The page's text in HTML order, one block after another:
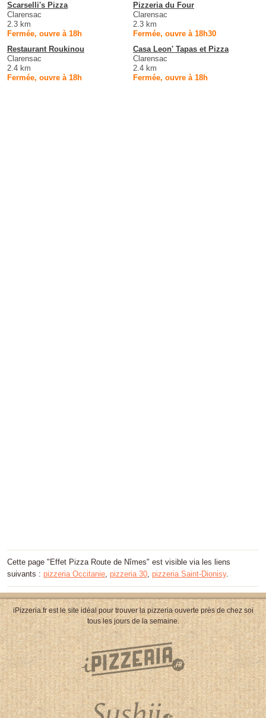
Scarselli's Pizza
Clarensac
2.3 km
Fermée, ouvre à 18h
Pizzeria du Four
Clarensac
2.3 km
Fermée, ouvre à 18h30
Restaurant Roukinou
Clarensac
2.4 km
Fermée, ouvre à 18h
Casa Leon' Tapas et Pizza
Clarensac
2.4 km
Fermée, ouvre à 18h
Cette page "Effet Pizza Route de Nîmes" est visible via les liens
suivants : pizzeria Occitanie, pizzeria 30, pizzeria Saint-Dionisy.
iPizzeria.fr est le site idéal pour trouver la pizzeria ouverte près de chez soi
tous les jours de la semaine.